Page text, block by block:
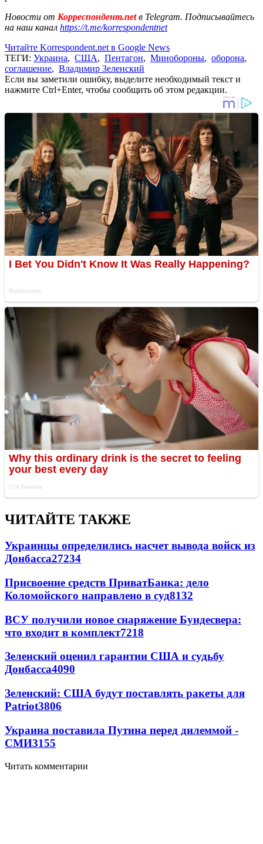
Новости от Корреспондент.netв Telegram. Подписывайтесь
на наш канал https://t.me/korrespondentnet
Читайте Korrespondent.net в Google News
ТЕГИ: Украина, США, Пентагон, Минобороны, оборона,
соглашение, Владимир Зеленский
Если вы заметили ошибку, выделите необходимый текст и
нажмите Ctrl+Enter, чтобы сообщить об этом редакции.
ЧИТАЙТЕ ТАКЖЕ
Украинцы определились насчет вывода войск из
Донбасса27234
Присвоение средств ПриватБанка: дело
Коломойского направлено в суд8132
ВСУ получили новое снаряжение Бундесвера:
что входит в комплект7218
Зеленский оценил гарантии США и судьбу
Донбасса4090
Зеленский: США будут поставлять ракеты для
Patriot3806
Украина поставила Путина перед дилеммой -
СМИ3155
Читать комментарии